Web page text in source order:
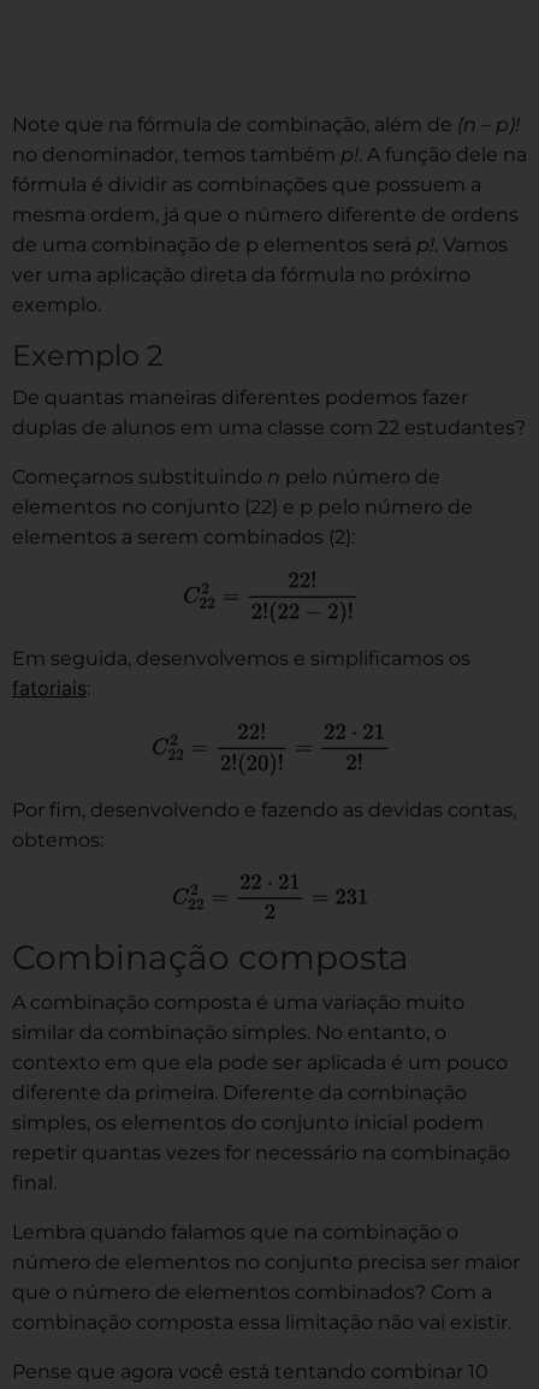
Note que na fórmula de combinação, além de (n – p)!
no denominador, temos também p!. A função dele na
fórmula é dividir as combinações que possuem a
mesma ordem, já que o número diferente de ordens
de uma combinação de p elementos será p!. Vamos
ver uma aplicação direta da fórmula no próximo
exemplo.
Exemplo 2
De quantas maneiras diferentes podemos fazer
duplas de alunos em uma classe com 22 estudantes?
Começamos substituindo n pelo número de
elementos no conjunto (22) e p pelo número de
elementos a serem combinados (2):
Em seguida, desenvolvemos e simplificamos os
fatoriais:
Por fim, desenvolvendo e fazendo as devidas contas,
obtemos:
Combinação composta
A combinação composta é uma variação muito
similar da combinação simples. No entanto, o
contexto em que ela pode ser aplicada é um pouco
diferente da primeira. Diferente da combinação
simples, os elementos do conjunto inicial podem
repetir quantas vezes for necessário na combinação
final.
Lembra quando falamos que na combinação o
número de elementos no conjunto precisa ser maior
que o número de elementos combinados? Com a
combinação composta essa limitação não vai existir.
Pense que agora você está tentando combinar 10